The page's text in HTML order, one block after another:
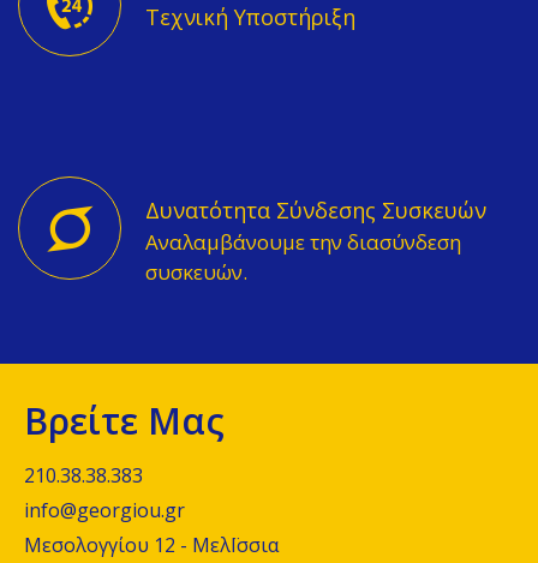
Τεχνική Υποστήριξη
Δυνατότητα Σύνδεσης Συσκευών
Αναλαμβάνουμε την διασύνδεση
συσκευών.
Βρείτε Μας
210.38.38.383
info@georgiou.gr
Μεσολογγίου 12 - ΜελΪσσια